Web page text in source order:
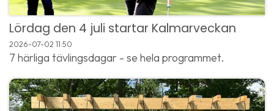
Lördag den 4 juli startar Kalmarveckan
2026-07-02 11:50
7 härliga tävlingsdagar - se hela programmet.